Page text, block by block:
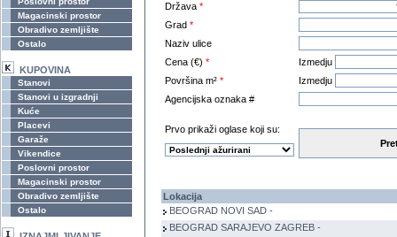
Magacinski prostor
Obradivo zemljište
Ostalo
KUPOVINA
Stanovi
Stanovi u izgradnji
Kuće
Placevi
Garaže
Vikendice
Poslovni prostor
Magacinski prostor
Obradivo zemljište
Ostalo
Država *
Grad *
Naziv ulice
Cena (€) *
Izmedju
Površina m² *
Izmedju
Agencijska oznaka #
Prvo prikaži oglase koji su:
Lokacija
BEOGRAD NOVI SAD -
BEOGRAD SARAJEVO ZAGREB -